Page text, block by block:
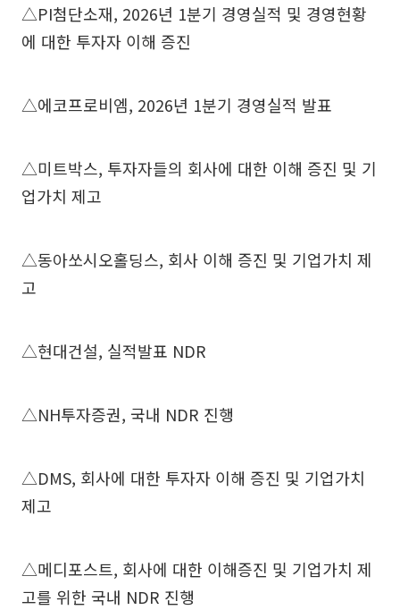
△PI첨단소재, 2026년 1분기 경영실적 및 경영현황
에 대한 투자자 이해 증진
△에코프로비엠, 2026년 1분기 경영실적 발표
△미트박스, 투자자들의 회사에 대한 이해 증진 및 기
업가치 제고
△동아쏘시오홀딩스, 회사 이해 증진 및 기업가치 제
고
△현대건설, 실적발표 NDR
△NH투자증권, 국내 NDR 진행
△DMS, 회사에 대한 투자자 이해 증진 및 기업가치
제고
△메디포스트, 회사에 대한 이해증진 및 기업가치 제
고를 위한 국내 NDR 진행